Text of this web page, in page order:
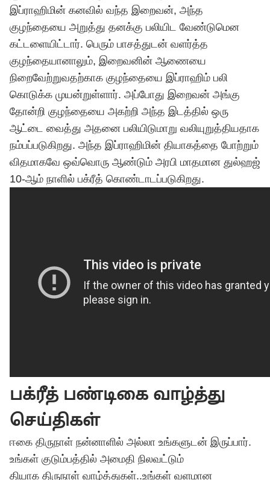
இப்ராஹிமின் கனவில் வந்த இறைவன், அந்த
குழந்தையை அறுத்து தனக்கு பலியிட வேண்டுமென
கட்டளையிட்டார். பெரும் பாசத்துடன் வளர்த்த
குழந்தையானாலும், இறைவனின் ஆணையை
நிறைவேற்றுவதற்காக குழந்தையை இப்ராஹிம் பலி
கொடுக்க முயன்றுள்ளார். அப்போது இறைவன் அங்கு
தோன்றி குழந்தையை அகற்றி அந்த இடத்தில் ஒரு
ஆட்டை வைத்து அதனை பலியிடுமாறு வலியுறுத்தியதாக
நம்பப்படுகிறது. அந்த இப்ராஹிமின் தியாகத்தை போற்றும்
விதமாகவே ஒவ்வொரு ஆண்டும் அரபி மாதமான துல்ஹஜ்
10-ஆம் நாளில் பக்ரீத் கொண்டாடப்படுகிறது.
பக்ரீத் பண்டிகை வாழ்த்து
செய்திகள்
ஈகை திருநாள் நன்னாளில் அல்லா உங்களுடன் இருப்பார்.
உங்கள் குடும்பத்தில் அமைதி நிலவட்டும்
தியாக திருநாள் வாழ்த்துகள்..உங்கள் வளமான